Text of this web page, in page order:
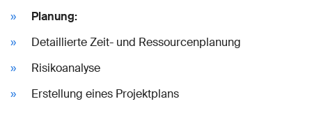
Planung:
Detaillierte Zeit- und Ressourcenplanung
Risikoanalyse
Erstellung eines Projektplans